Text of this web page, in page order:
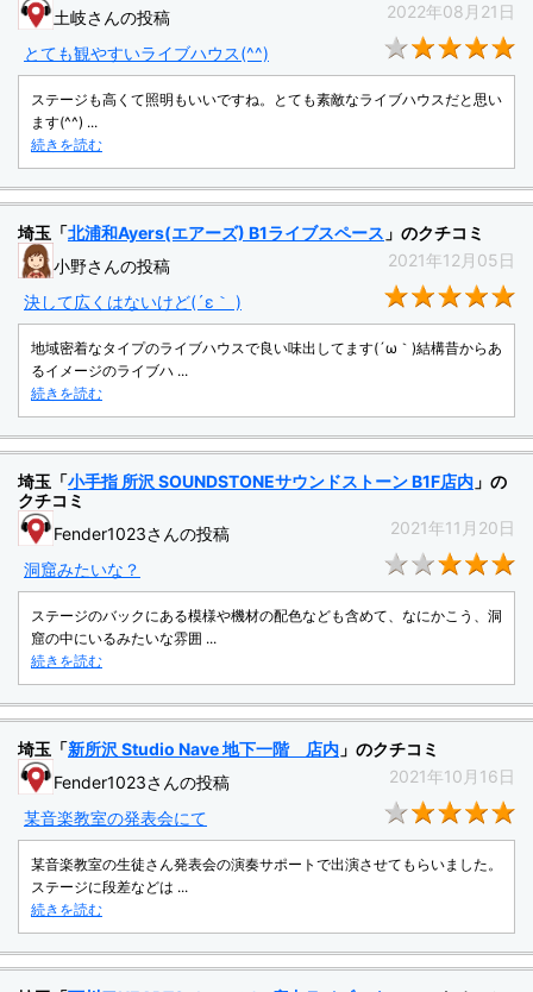
土岐さんの投稿
2022年08月21日
とても観やすいライブハウス(^^)
ステージも高くて照明もいいですね。とても素敵なライブハウスだと思い
ます(^^) ...
続きを読む
埼玉「北浦和Ayers(エアーズ) B1ライブスペース 」のクチコミ
小野さんの投稿
2021年12月05日
決して広くはないけど(´ε｀ )
地域密着なタイプのライブハウスで良い味出してます(´ω｀)結構昔からあ
るイメージのライブハ ...
続きを読む
埼玉「小手指 所沢 SOUNDSTONEサウンドストーン B1F店内 」の
クチコミ
Fender1023さんの投稿
2021年11月20日
洞窟みたいな？
ステージのバックにある模様や機材の配色なども含めて、なにかこう、洞
窟の中にいるみたいな雰囲 ...
続きを読む
埼玉「新所沢 Studio Nave 地下一階 店内 」のクチコミ
Fender1023さんの投稿
2021年10月16日
某音楽教室の発表会にて
某音楽教室の生徒さん発表会の演奏サポートで出演させてもらいました。
ステージに段差などは ...
続きを読む